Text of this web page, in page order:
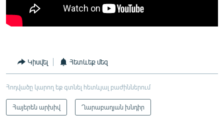
Կիսվել Հետևեք մեզ
Հոդվածը կարող եք գտնել հետևյալ բաժիններում
Հայերեն արխիվ Ղարաբաղյան խնդիր